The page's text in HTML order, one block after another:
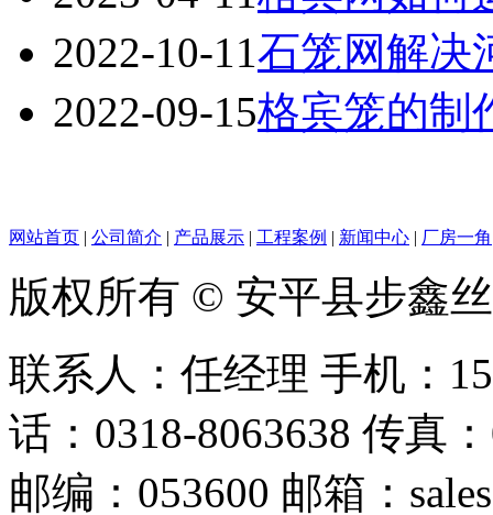
2022-10-11石笼网解决
2022-09-15格宾笼的制
网站首页 | 公司简介 | 产品展示 | 工程案例 | 新闻中心 | 厂房一角
版权所有 © 安平县步鑫
联系人：任经理 手机：
话：0318-8063638 传真
邮编：053600 邮箱：